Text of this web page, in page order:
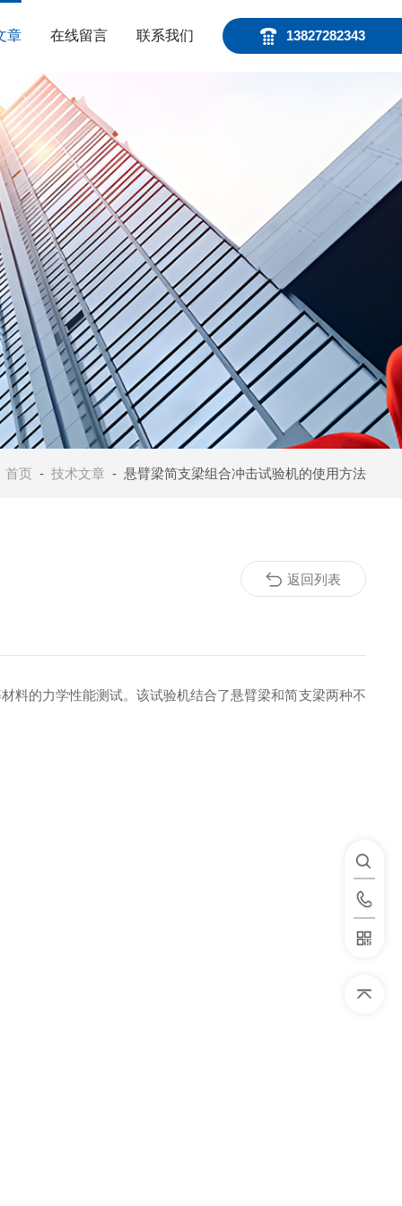
13827282343
章 在线留言 联系我们
首页 - 技术文章 - 悬臂梁简支梁组合冲击试验机的使用方法
料的力学性能测试。该试验机结合了悬臂梁和简支梁两种不
返回列表